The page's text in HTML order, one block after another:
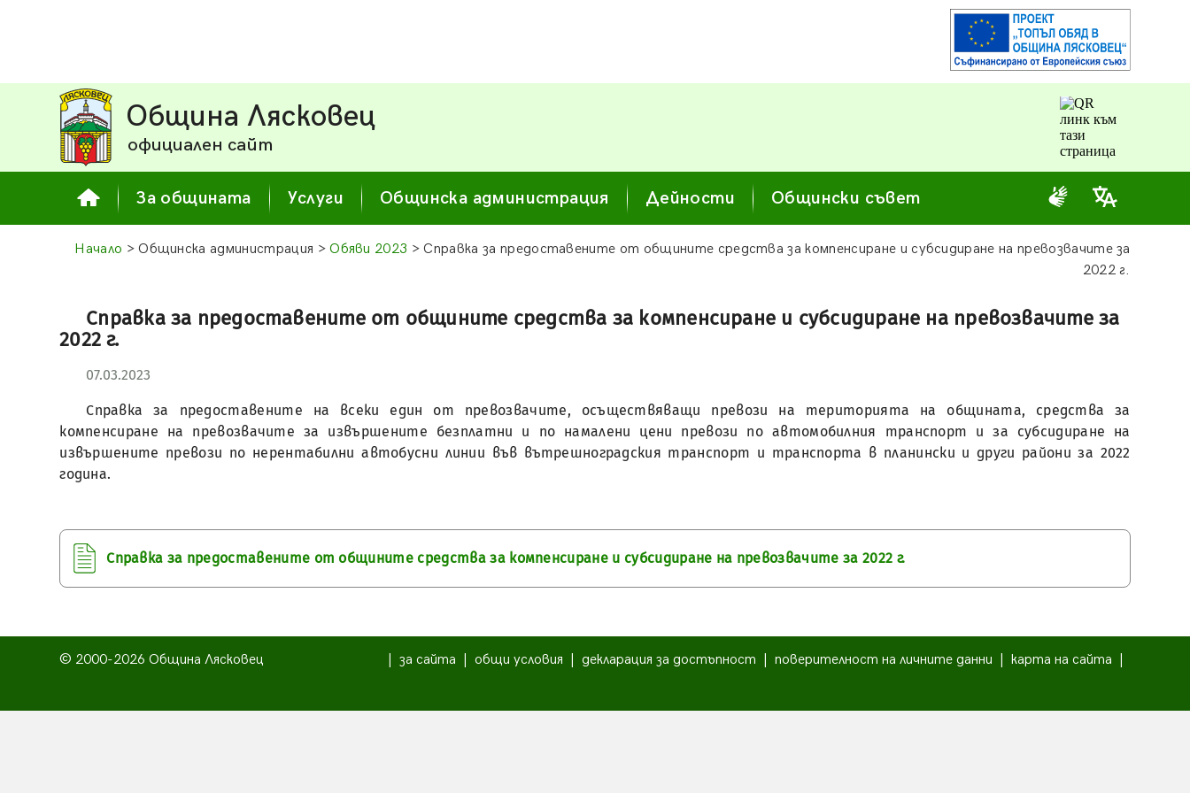
Община Лясковец
официален сайт
За общината Услуги Общинска администрация Дейности Общински съвет
Начало > Общинска администрация >Обяви 2023 > Справка за предоставените от общините средства за компенсиране и субсидиране на превозвачите за
2022 г.
Справка за предоставените от общините средства за компенсиране и субсидиране на превозвачите за
2022 г.
07.03.2023
Справка за предоставените на всеки един от превозвачите, осъществяващи превози на територията на общината, средства за
компенсиране на превозвачите за извършените безплатни и по намалени цени превози по автомобилния транспорт и за субсидиране на
извършените превози по нерентабилни автобусни линии във вътрешноградския транспорт и транспорта в планински и други райони за 2022
година.
Справка за предоставените от общините средства за компенсиране и субсидиране на превозвачите за 2022 г.
© 2000-2026 Община Лясковец за сайта общи условия декларация за достъпност поверителност на личните данни карта на сайта